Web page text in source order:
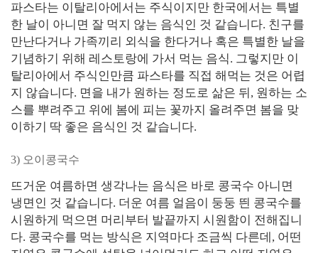
파스타는 이탈리아에서는 주식이지만 한국에서는 특별
한 날이 아니면 잘 먹지 않는 음식인 것 같습니다. 친구를
만난다거나 가족끼리 외식을 한다거나 혹은 특별한 날을
기념하기 위해 레스토랑에 가서 먹는 음식. 그렇지만 이
탈리아에서 주식인만큼 파스타를 직접 해먹는 것은 어렵
지 않습니다. 면을 내가 원하는 정도로 삶은 뒤, 원하는 소
스를 뿌려주고 위에 봄에 피는 꽃까지 올려주면 봄을 맞
이하기 딱 좋은 음식인 것 같습니다.
3) 오이콩국수
뜨거운 여름하면 생각나는 음식은 바로 콩국수 아니면
냉면인 것 같습니다. 더운 여름 얼음이 둥둥 띈 콩국수를
시원하게 먹으면 머리부터 발끝까지 시원함이 전해집니
다. 콩국수를 먹는 방식은 지역마다 조금씩 다른데, 어떤